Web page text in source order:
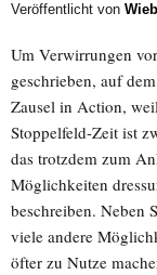
Veröffentlicht von
Um Verwirrungen
geschrieben, auf
Zausel in Action,
Stoppelfeld-Zeit ist
das trotzdem zum
Möglichkeiten
beschreiben. Neben
viele andere
öfter zu Nutze